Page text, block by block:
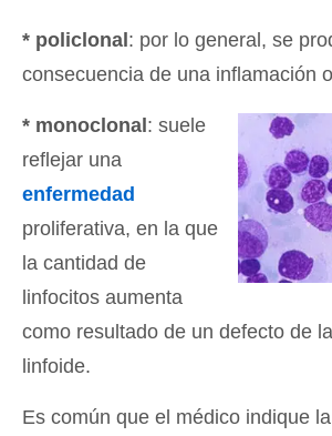
* policlonal : por lo general, se
consecuencia de una inflamación
* monoclonal : suele
reflejar una
enfermedad
proliferativa, en la que
la cantidad de
linfocitos aumenta
como resultado de un defecto de
linfoide.
Es común que el médico indique